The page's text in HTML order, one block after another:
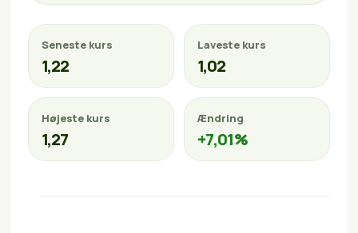
Seneste kurs
1,22
Laveste kurs
1,02
Højeste kurs
1,27
Ændring
+7,01%